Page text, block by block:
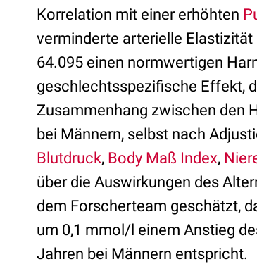
Korrelation mit einer erhöhten
verminderte arterielle
64.095 einen normwertigen
geschlechtsspezifische Effekt,
Zusammenhang zwischen den
bei Männern, selbst nach
Blutdruck, Body Maß Index,
über die Auswirkungen des
dem Forscherteam geschätzt,
um 0,1 mmol/l einem Anstieg
Jahren bei Männern entspricht.